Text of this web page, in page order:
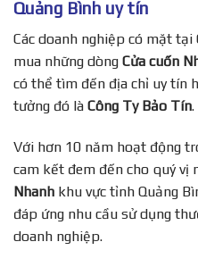
Quảng Bình uy tín
Các doanh nghiệp có mặt
mua những dòng Cửa cuốn
có thể tìm đến địa chỉ uy tín
tưởng đó là Công Ty Bảo Tín.
Với hơn 10 năm hoạt động
cam kết đem đến cho quý vị
Nhanh khu vực tỉnh Quảng
đáp ứng nhu cầu sử dụng
doanh nghiệp.